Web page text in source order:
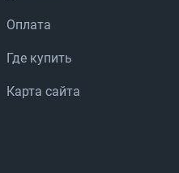
Оплата
Где купить
Карта сайта